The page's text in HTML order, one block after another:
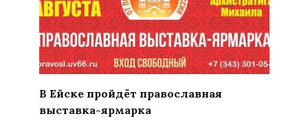
В Ейске пройдёт православная
выставка-ярмарка